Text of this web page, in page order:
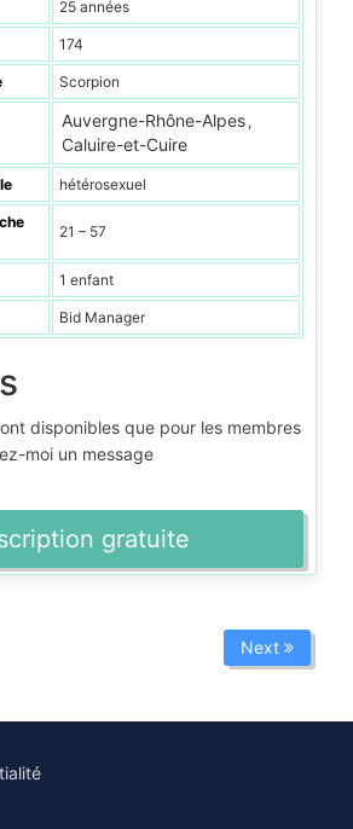
25 années
174
Scorpion
Auvergne-Rhône-Alpes ,
Caluire-et-Cuire
hétérosexuel
21 – 57
1 enfant
Bid Manager
disponibles que pour les membres
moi un message
gratuite
Next